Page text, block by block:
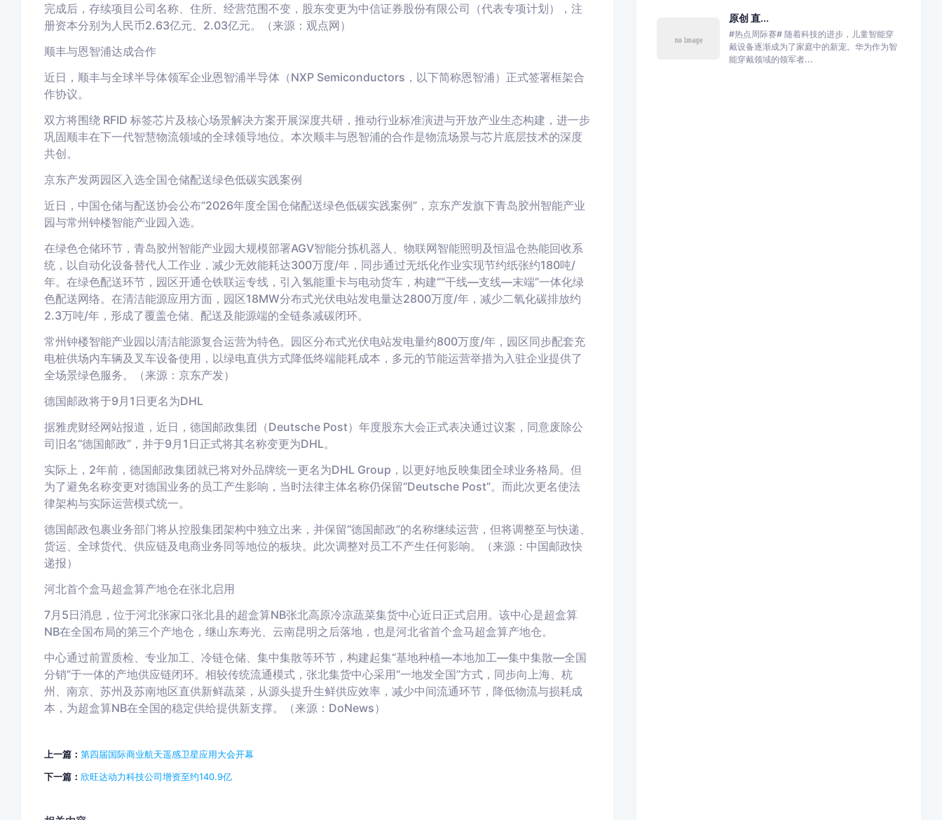
完成后，存续项目公司名称、住所、经营范围不变，股东变更为中信证券股份有限公司（代表专项计划），注
册资本分别为人民币2.63亿元、2.03亿元。（来源：观点网）
顺丰与恩智浦达成合作
近日，顺丰与全球半导体领军企业恩智浦半导体（NXP Semiconductors，以下简称恩智浦）正式签署框架合
作协议。
双方将围绕 RFID 标签芯片及核心场景解决方案开展深度共研，推动行业标准演进与开放产业生态构建，进一步
巩固顺丰在下一代智慧物流领域的全球领导地位。 本次顺丰与恩智浦的合作是物流场景与芯片底层技术的深度
共创。
京东产发两园区入选全国仓储配送绿色低碳实践案例
近日，中国仓储与配送协会公布“2026年度全国仓储配送绿色低碳实践案例”，京东产发旗下青岛胶州智能产业
园与常州钟楼智能产业园入选。
在绿色仓储环节，青岛胶州智能产业园大规模部署AGV智能分拣机器人、物联网智能照明及恒温仓热能回收系
统，以自动化设备替代人工作业，减少无效能耗达300万度/年，同步通过无纸化作业实现节约纸张约180吨/
年。在绿色配送环节，园区开通仓铁联运专线，引入氢能重卡与电动货车，构建““干线—支线—末端”一体化绿
色配送网络。在清洁能源应用方面，园区18MW分布式光伏电站发电量达2800万度/年，减少二氧化碳排放约
2.3万吨/年，形成了覆盖仓储、配送及能源端的全链条减碳闭环。
常州钟楼智能产业园以清洁能源复合运营为特色。园区分布式光伏电站发电量约800万度/年，园区同步配套充
电桩供场内车辆及叉车设备使用，以绿电直供方式降低终端能耗成本，多元的节能运营举措为入驻企业提供了
全场景绿色服务。（来源：京东产发）
德国邮政将于9月1日更名为DHL
据雅虎财经网站报道，近日，德国邮政集团（Deutsche Post）年度股东大会正式表决通过议案，同意废除公
司旧名“德国邮政”，并于9月1日正式将其名称变更为DHL。
实际上，2年前，德国邮政集团就已将对外品牌统一更名为DHL Group，以更好地反映集团全球业务格局。但
为了避免名称变更对德国业务的员工产生影响，当时法律主体名称仍保留“Deutsche Post”。而此次更名使法
律架构与实际运营模式统一。
德国邮政包裹业务部门将从控股集团架构中独立出来，并保留“德国邮政”的名称继续运营，但将调整至与快递、
货运、全球货代、供应链及电商业务同等地位的板块。此次调整对员工不产生任何影响。（来源：中国邮政快
递报）
河北首个盒马超盒算产地仓在张北启用
7月5日消息，位于河北张家口张北县的超盒算NB张北高原冷凉蔬菜集货中心近日正式启用。该中心是超盒算
NB在全国布局的第三个产地仓，继山东寿光、云南昆明之后落地，也是河北省首个盒马超盒算产地仓。
中心通过前置质检、专业加工、冷链仓储、集中集散等环节，构建起集“基地种植—本地加工—集中集散—全国
分销”于一体的产地供应链闭环。相较传统流通模式，张北集货中心采用“一地发全国”方式，同步向上海、杭
州、南京、苏州及苏南地区直供新鲜蔬菜，从源头提升生鲜供应效率，减少中间流通环节，降低物流与损耗成
本，为超盒算NB在全国的稳定供给提供新支撑。（来源：DoNews）
上一篇： 第四届国际商业航天遥感卫星应用大会开幕
下一篇： 欣旺达动力科技公司增资至约140.9亿
原创 直...
#热点周际赛# 随着科技的进步，儿童智能穿
戴设备逐渐成为了家庭中的新宠。华为作为智
能穿戴领域的领军者...